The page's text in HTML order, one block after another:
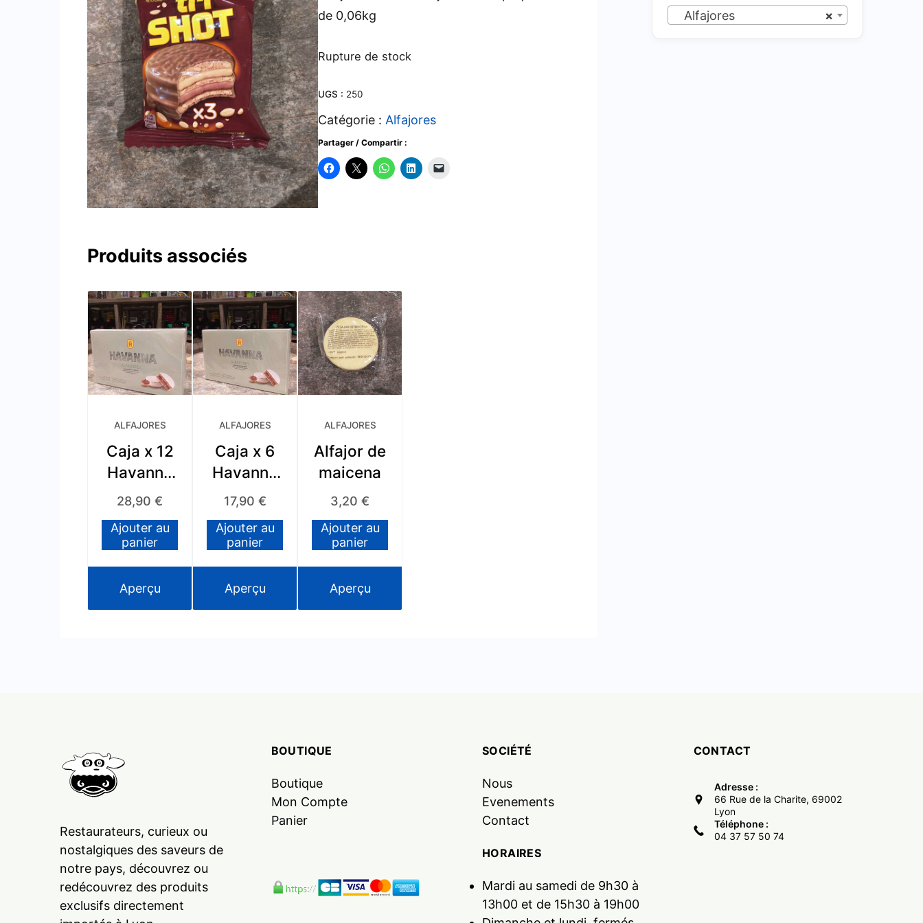
de 0,06kg
Rupture de stock
UGS : 250
Catégorie : Alfajores
Partager / Compartir :
Produits associés
ALFAJORES
Caja x 12
Havanna
Blanco
28,90€
Ajouter au
panier
Aperçu
ALFAJORES
Caja x 6
Havanna
Blanco
17,90 €
Ajouter au
panier
Aperçu
ALFAJORES
Alfajor de
maicena
3,20€
Ajouter au
panier
Aperçu
×
Alfajores
Restaurateurs, curieux ou
nostalgiques des saveurs de
notre pays, découvrez ou
redécouvrez des produits
exclusifs directement
BOUTIQUE
Boutique
Mon Compte
Panier
SOCIÉTÉ
Nous
Evenements
Contact
HORAIRES
Mardi au samedi de 9h30 à
13h00 et de 15h30 à 19h00
CONTACT
Adresse :
66 Rue de la Charite, 69002
Lyon
Téléphone :
04 37 57 50 74